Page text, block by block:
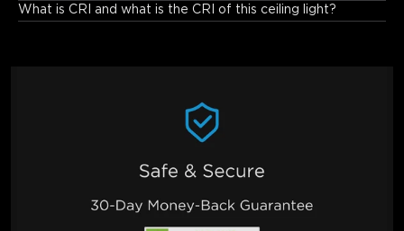
Absolutely. Through Govee Home App, you can seamlessly dim
the brightness from 1% to 100% and adjust the color
What is CRI and what is the CRI of this ceiling light?